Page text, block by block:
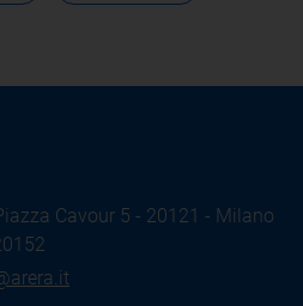
Cavour 5 - 20121 - Milano